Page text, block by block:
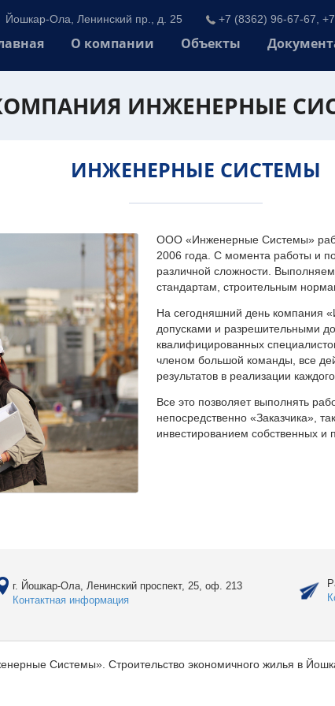
Йошкар-Ола, Ленинский пр., д. 25 +7 (8362) 96-67-67,
О компании Объекты
ИНЖЕНЕРНЫЕ
ИНЖЕНЕРНЫЕ СИСТЕМЫ
ООО «Инженерные Системы»
2006 года. С момента работы и
различной сложности.
стандартам, строительным
На сегодняшний день компания
допусками и разрешительными
квалифицированных
членом большой команды, все
результатов в реализации
Все это позволяет выполнять
непосредственно «Заказчика»,
инвестированием собственных и
г. Йошкар-Ола, Ленинский проспект, 25, оф. 213
Контактная информация
Системы». Строительство экономичного жилья в